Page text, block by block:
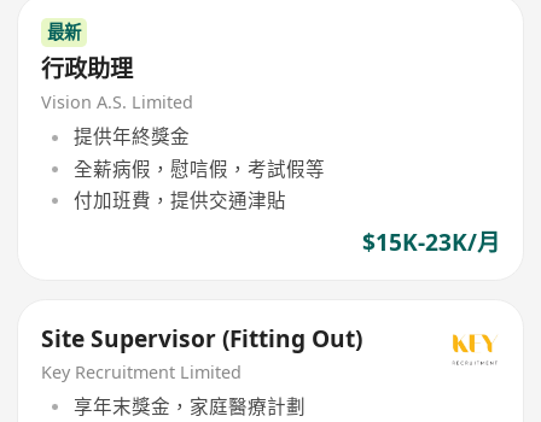
最新
行政助理
Vision A.S. Limited
提供年終獎金
全薪病假，慰唁假，考試假等
付加班費，提供交通津貼
$15K-23K/月
Site Supervisor (Fitting Out)
Key Recruitment Limited
享年末獎金，家庭醫療計劃